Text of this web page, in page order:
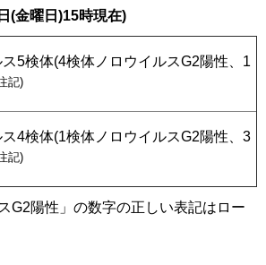
日(金曜日)15時現在)
ス5検体(4検体ノロウイルスG2陽性、1
記)
ス4検体(1検体ノロウイルスG2陽性、3
記)
G2陽性」の数字の正しい表記はロー